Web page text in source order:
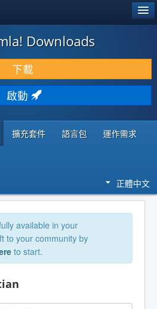
Downloads
下載
啟動
擴充套件 語言包 運作需求
正體中文
available in your
to your community by
to start.